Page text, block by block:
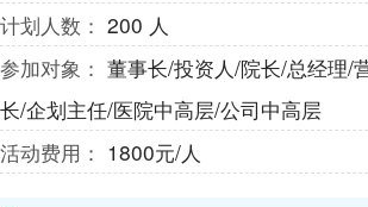
计划人数： 200 人
参加对象： 董事长/投资人/院长/总经理/
长/企划主任/医院中高层/公司中高层
活动费用： 1800元/人